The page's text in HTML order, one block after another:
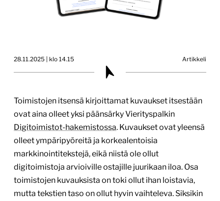
28.11.2025 | klo 14.15 Artikkeli
Toimistojen itsensä kirjoittamat kuvaukset itsestään
ovat aina olleet yksi päänsärky Vierityspalkin
Digitoimistot-hakemistossa. Kuvaukset ovat yleensä
olleet ympäripyöreitä ja korkealentoisia
markkinointitekstejä, eikä niistä ole ollut
digitoimistoja arvioiville ostajille juurikaan iloa. Osa
toimistojen kuvauksista on toki ollut ihan loistavia,
mutta tekstien taso on ollut hyvin vaihteleva. Siksikin